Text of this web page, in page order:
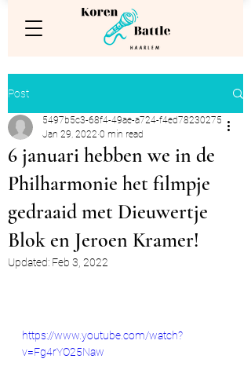
Post
6 januari hebben we in de
Philharmonie het filmpje
gedraaid met Dieuwertje
Blok en Jeroen Kramer!
5497b5c3-68f4-49ae-a724-f4ed78230275
Jan 29, 2022 0 min read
Updated: Feb 3, 2022
https://www.youtube.com/watch?
v=Fg4rYO25Naw